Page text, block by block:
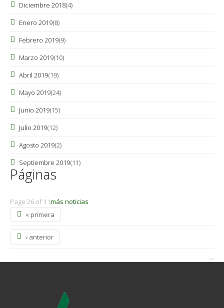
Diciembre 2018(4)
Enero 2019(8)
Febrero 2019(9)
Marzo 2019(10)
Abril 2019(19)
Mayo 2019(24)
Junio 2019(15)
Julio 2019(12)
Agosto 2019(2)
Septiembre 2019(11)
Páginas
Page 26 of 11
« primera
‹ anterior
…
más noticias